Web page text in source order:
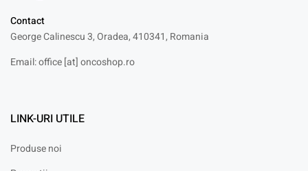
Contact
George Calinescu 3, Oradea, 410341, Romania
Email: office [at] oncoshop.ro
LINK-URI UTILE
Produse noi